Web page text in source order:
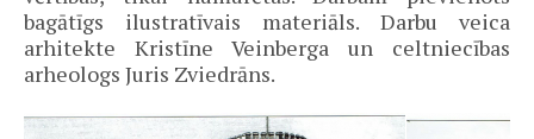
bagātīgs ilustratīvais materiāls. Darbu veica
arhitekte Kristīne Veinberga un celtniecības
arheologs Juris Zviedrāns.